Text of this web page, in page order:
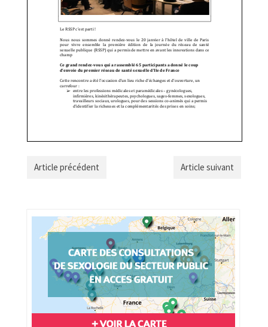
Article précédent Article suivant